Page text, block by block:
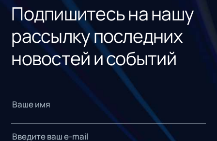
Подпишитесь на нашу
рассылку последних
новостей и событий